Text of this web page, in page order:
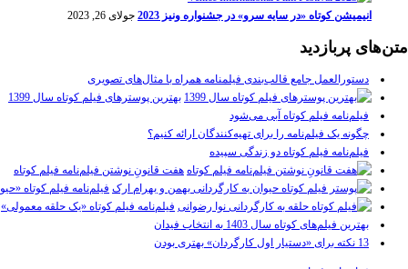
انیمیشن کوتاه «در سایه سرو» در جشنواره ونیز 2023 جولای 26, 2023
متن‌های پربازدید
دستورالعمل جامع قالب‌بندی فیلمنامه همراه با مثال‌های تصویری
بهترین پوسترهای فیلم کوتاه سال 1399
فیلم‌نامه فیلم کوتاه آبی می‌شود
چگونه یک فیلم‌نامه را برای تهیه‌کنندگان ارائه کنیم؟
فیلم‌نامه فیلم کوتاه دو زندگی سپیده
هفت قانونِ نوشتن فیلم‌نامه فیلم کوتاه
فیلم‌نامه فیلم کوتاه
فیلم‌نامه فیلم کوتاه «یک حلقه معمولی»
بهترین فیلم‌های کوتاه سال 1403 به انتخاب فیدان
13 نکته برای «دستیار اول کارگردان» بهتری بودن